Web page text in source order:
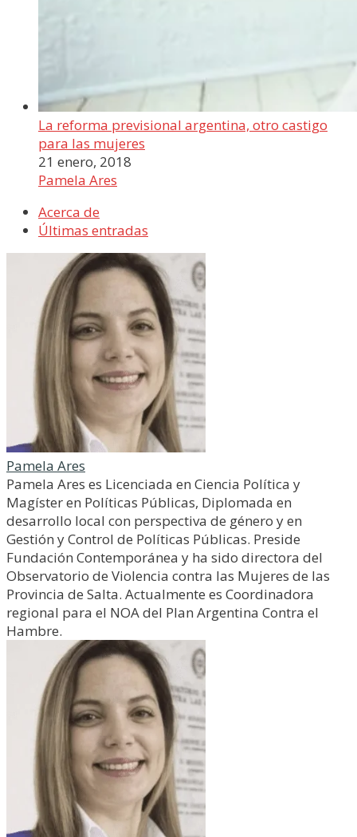
La reforma previsional argentina, otro castigo
para las mujeres
21 enero, 2018
Pamela Ares
Acerca de
Últimas entradas
Pamela Ares
Pamela Ares es Licenciada en Ciencia Política y
Magíster en Políticas Públicas, Diplomada en
desarrollo local con perspectiva de género y en
Gestión y Control de Políticas Públicas. Preside
Fundación Contemporánea y ha sido directora del
Observatorio de Violencia contra las Mujeres de las
Provincia de Salta. Actualmente es Coordinadora
regional para el NOA del Plan Argentina Contra el
Hambre.